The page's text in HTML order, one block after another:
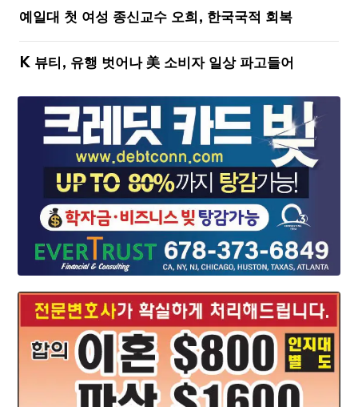
예일대 첫 여성 종신교수 오희, 한국국적 회복
K 뷰티, 유행 벗어나 美 소비자 일상 파고들어